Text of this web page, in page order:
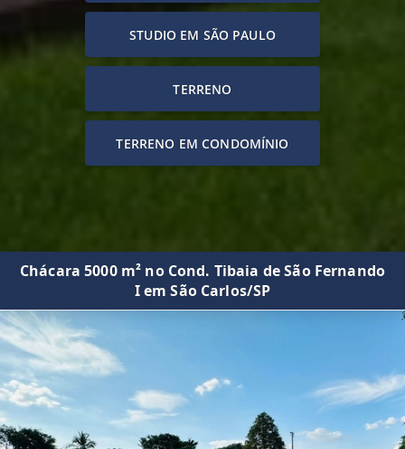
STUDIO EM SÃO PAULO
TERRENO
TERRENO EM CONDOMÍNIO
Chácara 5000 m² no Cond. Tibaia de São Fernando
I em São Carlos/SP